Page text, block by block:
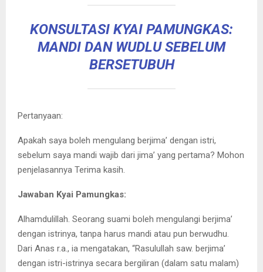
KONSULTASI KYAI PAMUNGKAS:
MANDI DAN WUDLU SEBELUM
BERSETUBUH
Pertanyaan:
Apakah saya boleh mengulang berjima’ dengan istri,
sebelum saya mandi wajib dari jima’ yang pertama? Mohon
penjelasannya Terima kasih.
Jawaban Kyai Pamungkas:
Alhamdulillah. Seorang suami boleh mengulangi berjima’
dengan istrinya, tanpa harus mandi atau pun berwudhu.
Dari Anas r.a., ia mengatakan, “Rasulullah saw. berjima’
dengan istri-istrinya secara bergiliran (dalam satu malam)